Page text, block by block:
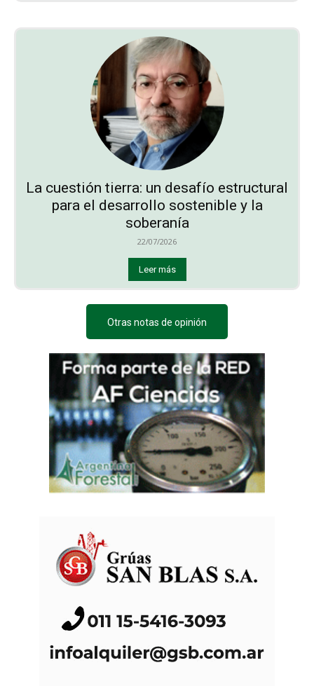
La cuestión tierra: un desafío estructural
para el desarrollo sostenible y la
soberanía
22/07/2026
Leer más
Otras notas de opinión